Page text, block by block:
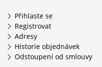
Přihlaste se
Registrovat
Adresy
Historie objednávek
Odstoupení od smlouvy